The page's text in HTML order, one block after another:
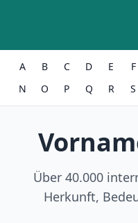
A B C D E F
N
O P Q R S
Über 40.000
Herkunft,